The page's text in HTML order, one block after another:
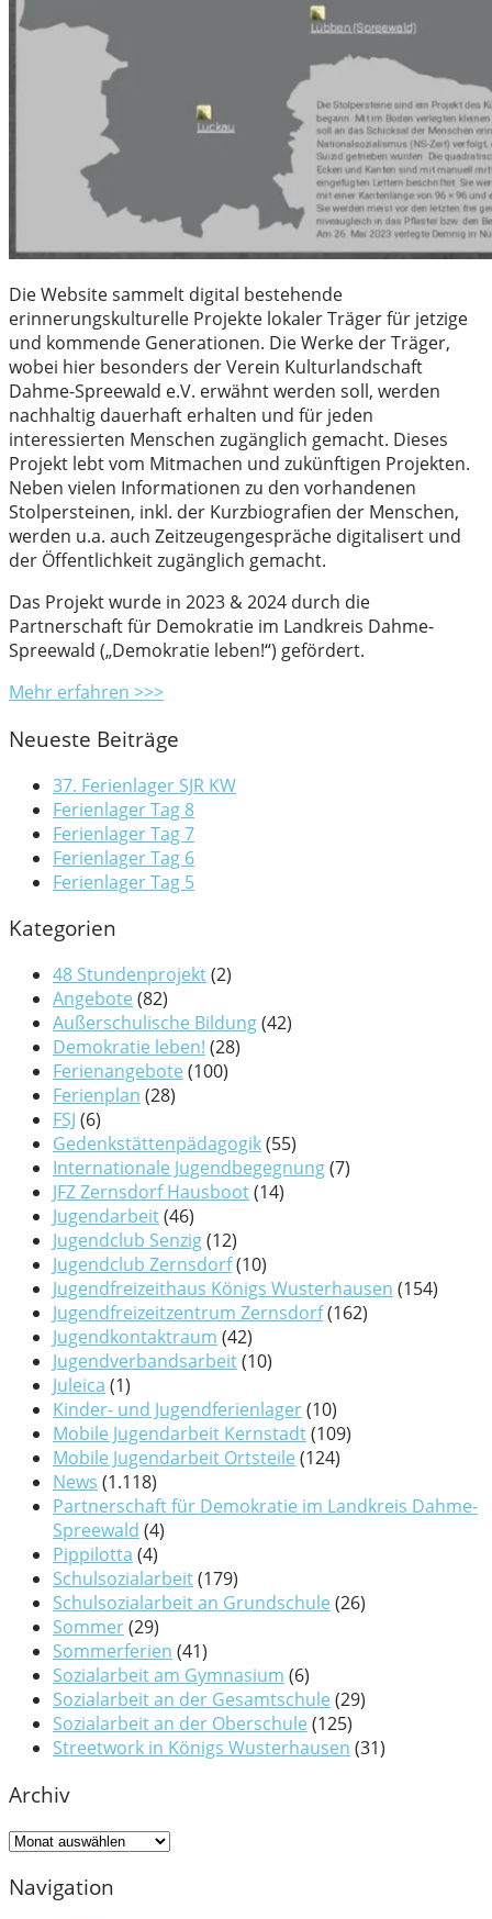
Die Website sammelt digital bestehende
erinnerungskulturelle Projekte lokaler Träger für jetzige
und kommende Generationen. Die Werke der Träger,
wobei hier besonders der Verein Kulturlandschaft
Dahme-Spreewald e.V. erwähnt werden soll, werden
nachhaltig dauerhaft erhalten und für jeden
interessierten Menschen zugänglich gemacht. Dieses
Projekt lebt vom Mitmachen und zukünftigen Projekten.
Neben vielen Informationen zu den vorhandenen
Stolpersteinen, inkl. der Kurzbiografien der Menschen,
werden u.a. auch Zeitzeugengespräche digitalisert und
der Öffentlichkeit zugänglich gemacht.
Das Projekt wurde in 2023 & 2024 durch die
Partnerschaft für Demokratie im Landkreis Dahme-
Spreewald („Demokratie leben!“) gefördert.
Mehr erfahren >>>
Neueste Beiträge
37. Ferienlager SJR KW
Ferienlager Tag 8
Ferienlager Tag 7
Ferienlager Tag 6
Ferienlager Tag 5
Kategorien
48 Stundenprojekt(2)
Angebote (82)
Außerschulische Bildung(42)
Demokratie leben! (28)
Ferienangebote (100)
Ferienplan (28)
FSJ (6)
Gedenkstättenpädagogik(55)
Internationale Jugendbegegnung(7)
JFZ Zernsdorf Hausboot(14)
Jugendarbeit(46)
Jugendclub Senzig(12)
Jugendclub Zernsdorf(10)
Jugendfreizeithaus Königs Wusterhausen (154)
Jugendfreizeitzentrum Zernsdorf(162)
Jugendkontaktraum (42)
Jugendverbandsarbeit(10)
Juleica (1)
Kinder- und Jugendferienlager(10)
Mobile Jugendarbeit Kernstadt(109)
Mobile Jugendarbeit Ortsteile (124)
News (1.118)
Partnerschaft für Demokratie im Landkreis Dahme-
Spreewald (4)
Pippilotta (4)
Schulsozialarbeit(179)
Schulsozialarbeit an Grundschule (26)
Sommer(29)
Sommerferien (41)
Sozialarbeit am Gymnasium (6)
Sozialarbeit an der Gesamtschule (29)
Sozialarbeit an der Oberschule (125)
Streetwork in Königs Wusterhausen (31)
Archiv
Archiv
Navigation